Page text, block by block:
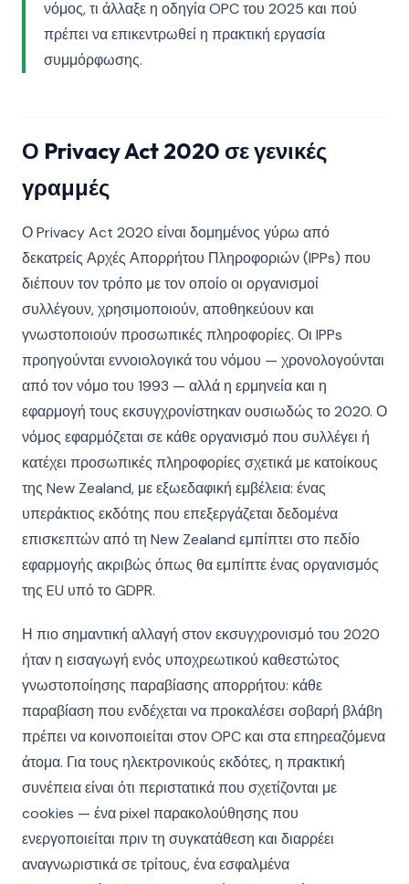
νόμος, τι άλλαξε η οδηγία OPC του 2025 και πού
πρέπει να επικεντρωθεί η πρακτική εργασία
συμμόρφωσης.
Ο Privacy Act 2020 σε γενικές
γραμμές
Ο Privacy Act 2020 είναι δομημένος γύρω από
δεκατρείς Αρχές Απορρήτου Πληροφοριών (IPPs) που
διέπουν τον τρόπο με τον οποίο οι οργανισμοί
συλλέγουν, χρησιμοποιούν, αποθηκεύουν και
γνωστοποιούν προσωπικές πληροφορίες. Οι IPPs
προηγούνται εννοιολογικά του νόμου — χρονολογούνται
από τον νόμο του 1993 — αλλά η ερμηνεία και η
εφαρμογή τους εκσυγχρονίστηκαν ουσιωδώς το 2020. Ο
νόμος εφαρμόζεται σε κάθε οργανισμό που συλλέγει ή
κατέχει προσωπικές πληροφορίες σχετικά με κατοίκους
της New Zealand, με εξωεδαφική εμβέλεια: ένας
υπεράκτιος εκδότης που επεξεργάζεται δεδομένα
επισκεπτών από τη New Zealand εμπίπτει στο πεδίο
εφαρμογής ακριβώς όπως θα εμπίπτε ένας οργανισμός
της EU υπό το GDPR.
Η πιο σημαντική αλλαγή στον εκσυγχρονισμό του 2020
ήταν η εισαγωγή ενός υποχρεωτικού καθεστώτος
γνωστοποίησης παραβίασης απορρήτου: κάθε
παραβίαση που ενδέχεται να προκαλέσει σοβαρή βλάβη
πρέπει να κοινοποιείται στον OPC και στα επηρεαζόμενα
άτομα. Για τους ηλεκτρονικούς εκδότες, η πρακτική
συνέπεια είναι ότι περιστατικά που σχετίζονται με
cookies — ένα pixel παρακολούθησης που
ενεργοποιείται πριν τη συγκατάθεση και διαρρέει
αναγνωριστικά σε τρίτους, ένα εσφαλμένα